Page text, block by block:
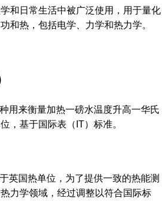
和日常生活中被广泛使用，用于量化
和热，包括电学、力学和热力学。
用来衡量加热一磅水温度升高一华氏
，基于国际表（IT）标准。
英国热单位，为了提供一致的热能测
力学领域，经过调整以符合国际标